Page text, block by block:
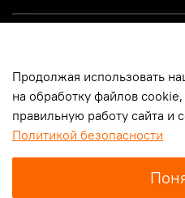
Самара | Санкт-Петербург |
Продолжая использовать
на обработку файлов
правильную работу сайта и
Политикой безопасности